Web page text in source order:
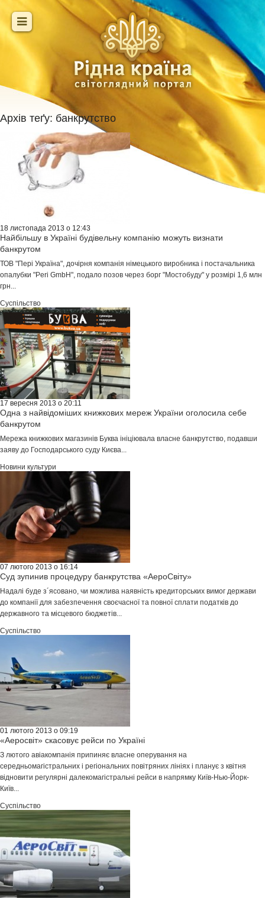
Архів теґу: банкрутство
18 листопада 2013 о 12:43
Найбільшу в Україні будівельну компанію можуть визнати
банкрутом
ТОВ "Пері Україна", дочірня компанія німецького виробника і постачальника
опалубки "Peri GmbH", подало позов через борг "Мостобуду" у розмірі 1,6 млн
грн...
Суспільство
17 вересня 2013 о 20:11
Одна з найвідоміших книжкових мереж України оголосила себе
банкрутом
Мережа книжкових магазинів Буква ініціювала власне банкрутство, подавши
заяву до Господарського суду Києва...
Новини культури
07 лютого 2013 о 16:14
Суд зупинив процедуру банкрутства «АероСвіту»
Надалі буде з´ясовано, чи можлива наявність кредиторських вимог держави
до компанії для забезпечення своєчасної та повної сплати податків до
державного та місцевого бюджетів...
Суспільство
01 лютого 2013 о 09:19
«Аеросвіт» скасовує рейси по Україні
З лютого авіакомпанія припиняє власне оперування на
середньомагістральних і регіональних повітряних лініях і планує з квітня
відновити регулярні далекомагістральні рейси в напрямку Київ-Нью-Йорк-
Київ...
Суспільство